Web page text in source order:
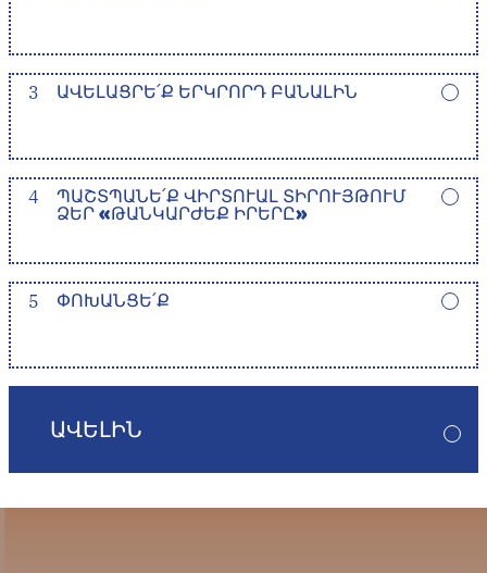
3 ԱՎԵԼԱՑՐԵ՛Ք ԵՐԿՐՈՐԴ ԲԱՆԱԼԻՆ
4
ՊԱՇՏՊԱՆԵ՛Ք ՎԻՐՏՈՒԱԼ ՏԻՐՈՒՅԹՈՒՄ
ՁԵՐ «ԹԱՆԿԱՐԺԵՔ ԻՐԵՐԸ»
5 ՓՈԽԱՆՑԵ՛Ք
ԱՎԵԼԻՆ